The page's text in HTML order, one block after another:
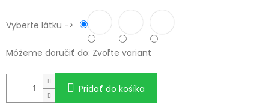
Vyberte látku ->
Môžeme doručiť do: Zvoľte variant
Pridať do košíka